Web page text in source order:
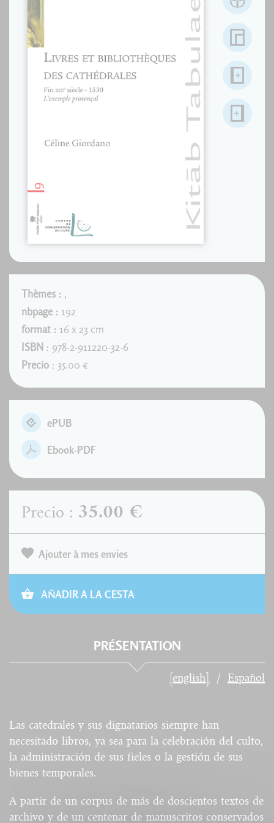
Thèmes : ,
nbpage : 192
format : 16 x 23 cm
ISBN : 978-2-911220-32-6
Precio : 35.00 €
ePUB
Ebook-PDF
Precio : 35.00 €
Ajouter à mes envies
AÑADIR A LA CESTA
PRÉSENTATION
[english] Español
Las catedrales y sus dignatarios siempre han
necesitado libros, ya sea para la celebración del culto,
la administración de sus fieles o la gestión de sus
bienes temporales.
A partir de un corpus de más de doscientos textos de
archivo y de un centenar de manuscritos conservados